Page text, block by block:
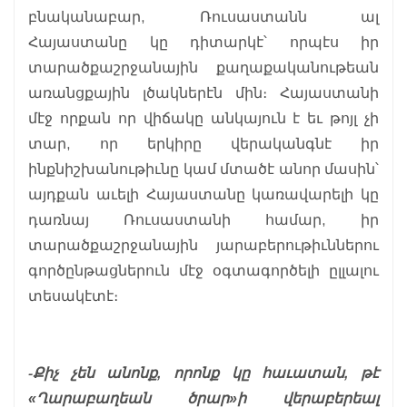
բնականաբար, Ռուսաստանն ալ
Հայաստանը կը դիտարկէ՝ որպէս իր
տարածքաշրջանային քաղաքականութեան
առանցքային լծակներէն մին։ Հայաստանի
մէջ որքան որ վիճակը անկայուն է եւ թոյլ չի
տար, որ երկիրը վերականգնէ իր
ինքնիշխանութիւնը կամ մտածէ անոր մասին՝
այդքան աւելի Հայաստանը կառավարելի կը
դառնայ Ռուսաստանի համար, իր
տարածքաշրջանային յարաբերութիւններու
գործընթացներուն մէջ օգտագործելի ըլլալու
տեսակէտէ։
-Քիչ չեն անոնք, որոնք կը հաւատան, թէ
«Ղարաբաղեան ծրար»ի վերաբերեալ